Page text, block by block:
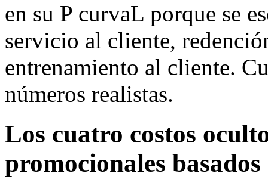
en su P curvaL porque se
servicio al cliente,
entrenamiento al cliente.
números realistas.
Los cuatro costos
promocionales basados